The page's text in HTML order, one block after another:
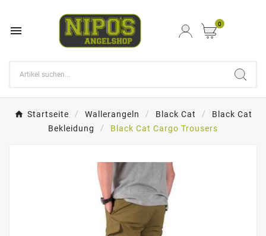
 0
Startseite Wallerangeln Black Cat
Black Cat
Bekleidung
Black Cat Cargo Trousers